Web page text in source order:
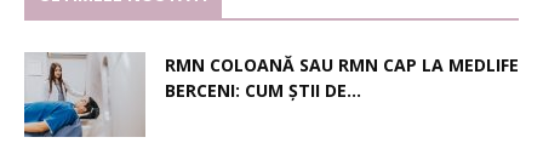
RMN COLOANĂ SAU RMN CAP LA MEDLIFE
BERCENI: CUM ȘTII DE...